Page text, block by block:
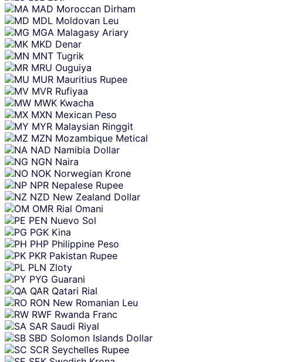
MAD Moroccan Dirham
MDL Moldovan Leu
MGA Malagasy Ariary
MKD Denar
MNT Tugrik
MRU Ouguiya
MUR Mauritius Rupee
MVR Rufiyaa
MWK Kwacha
MXN Mexican Peso
MYR Malaysian Ringgit
MZN Mozambique Metical
NAD Namibia Dollar
NGN Naira
NOK Norwegian Krone
NPR Nepalese Rupee
NZD New Zealand Dollar
OMR Rial Omani
PEN Nuevo Sol
PGK Kina
PHP Philippine Peso
PKR Pakistan Rupee
PLN Zloty
PYG Guarani
QAR Qatari Rial
RON New Romanian Leu
RWF Rwanda Franc
SAR Saudi Riyal
SBD Solomon Islands Dollar
SCR Seychelles Rupee